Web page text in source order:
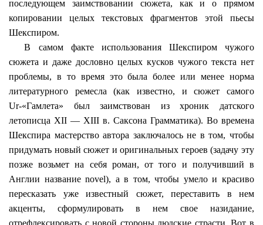
последующем заимствовании сюжета, как и о прямом
копировании целых текстовых фрагментов этой пьесы
Шекспиром.
В самом факте использования Шекспиром чужого
сюжета и даже дословно целых кусков чужого текста нет
проблемы, в то время это была более или менее норма
литературного ремесла (как известно, и сюжет самого
Ur-«Гамлета» был заимствован из хроник датского
летописца XII — XIII в. Саксона Грамматика). Во времена
Шекспира мастерство автора заключалось не в том, чтобы
придумать новый сюжет и оригинальных героев (задачу эту
позже возьмет на себя роман, от того и получивший в
Англии названиеnovel), а в том, чтобы умело и красиво
пересказать уже известный сюжет, переставить в нем
акценты, сформулировать в нем свое назидание,
отрефлексировать с новой стороны людские страсти. Вот в